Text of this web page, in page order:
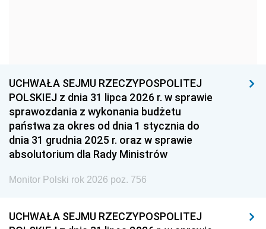
1939 1938 1937
1936 1930
UCHWAŁA SEJMU RZECZYPOSPOLITEJ
POLSKIEJ z dnia 31 lipca 2026 r. w sprawie
sprawozdania z wykonania budżetu
państwa za okres od dnia 1 stycznia do
dnia 31 grudnia 2025 r. oraz w sprawie
absolutorium dla Rady Ministrów
Monitor Polski rok 2026 poz. 756
UCHWAŁA SEJMU RZECZYPOSPOLITEJ